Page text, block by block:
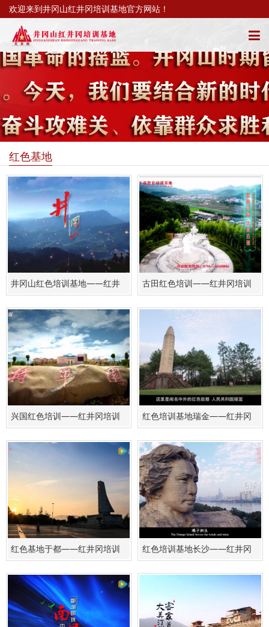
欢迎来到井冈山红井冈培训基地官方网站！
红色基地
井冈山红色培训基地——红井
冈培训基地
古田红色培训——红井冈培训
基地
兴国红色培训——红井冈培训
基地
红色培训基地瑞金——红井冈
培训基地
红色基地于都——红井冈培训
基地
红色培训基地长沙——红井冈
培训基地